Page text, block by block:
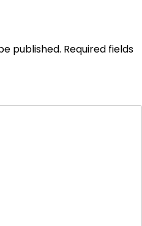
published. Required fields